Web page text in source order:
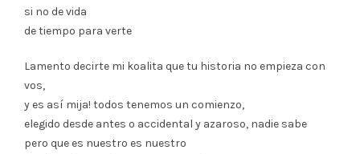
si no de vida
de tiempo para verte
Lamento decirte mi koalita que tu historia no empieza con
vos,
y es así mija! todos tenemos un comienzo,
elegido desde antes o accidental y azaroso, nadie sabe
pero que es nuestro es nuestro